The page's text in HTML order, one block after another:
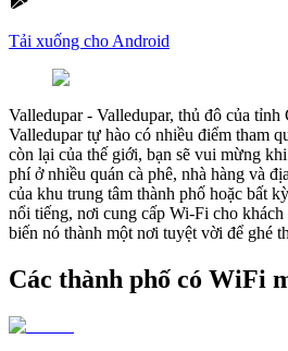
Tải xuống cho Android
Valledupar- Valledupar, thủ đô của
Valledupar tự hào có nhiều điểm tham
còn lại của thế giới, bạn sẽ vui mừng
phí ở nhiều quán cà phê, nhà hàng và
của khu trung tâm thành phố hoặc bất
nổi tiếng, nơi cung cấp Wi-Fi cho
biến nó thành một nơi tuyệt vời để ghé
Các thành phố có WiFi